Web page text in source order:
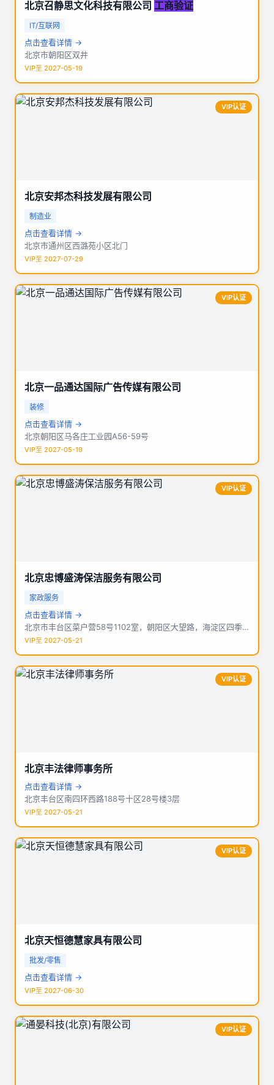
北京召静思文化科技有限公司 工商验证
IT/互联网
点击查看详情 →
北京市朝阳区双井
VIP至 2027-05-19
VIP认证
北京安邦杰科技发展有限公司
制造业
点击查看详情 →
北京市通州区西潞苑小区北门
VIP至 2027-07-29
VIP认证
北京一品通达国际广告传媒有限公司
装修
点击查看详情 →
北京朝阳区马各庄工业园A56-59号
VIP至 2027-05-19
VIP认证
北京忠博盛涛保洁服务有限公司
家政服务
点击查看详情 →
北京市丰台区菜户营58号1102室，朝阳区大望路，海淀区四季青远大路
VIP至 2027-05-21
VIP认证
北京丰法律师事务所
点击查看详情 →
北京丰台区南四环西路188号十区28号楼3层
VIP至 2027-05-21
VIP认证
北京天恒德慧家具有限公司
批发/零售
点击查看详情 →
VIP至 2027-06-30
VIP认证